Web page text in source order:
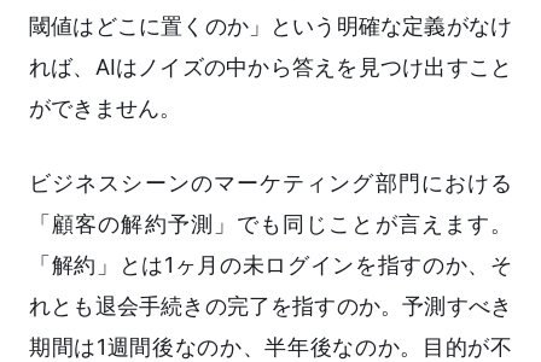
閾値はどこに置くのか」という明確な定義がなけ
れば、AIはノイズの中から答えを見つけ出すこと
ができません。
ビジネスシーンのマーケティング部門における
「顧客の解約予測」でも同じことが言えます。
「解約」とは1ヶ月の未ログインを指すのか、そ
れとも退会手続きの完了を指すのか。予測すべき
期間は1週間後なのか、半年後なのか。目的が不